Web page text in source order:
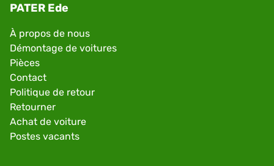
PATER Ede
À propos de nous
Démontage de voitures
Pièces
Contact
Politique de retour
Retourner
Achat de voiture
Postes vacants